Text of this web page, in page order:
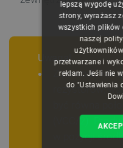
Uwaga!
Z powodu
rezystorów,
(VCC/2).
w pozycji
lepszą wygodę
strony, wyrażasz
wszystkich plików
naszej
przetwarzane i
reklam. Jeśli nie
do "Ustawienia